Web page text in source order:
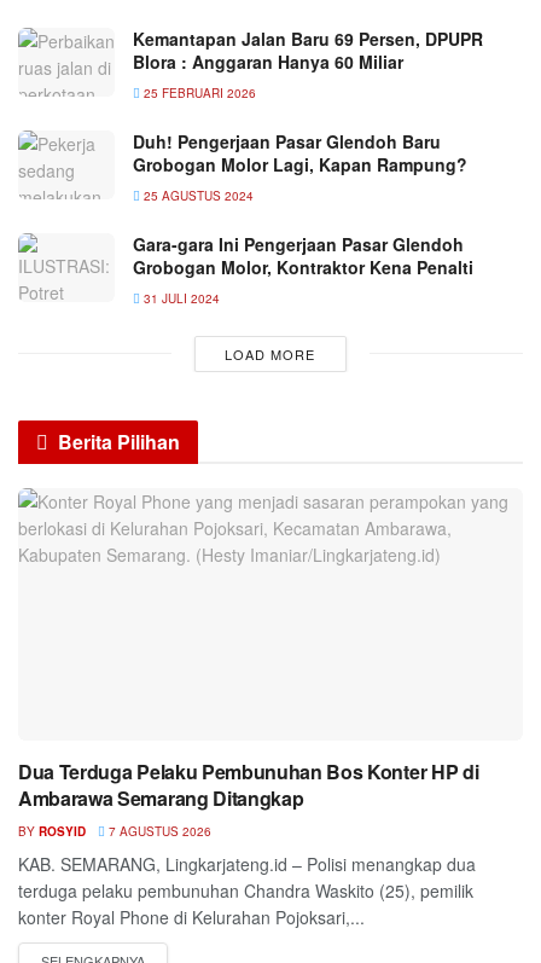
Kemantapan Jalan Baru 69 Persen, DPUPR
Blora : Anggaran Hanya 60 Miliar
25 FEBRUARI 2026
Duh! Pengerjaan Pasar Glendoh Baru
Grobogan Molor Lagi, Kapan Rampung?
25 AGUSTUS 2024
Gara-gara Ini Pengerjaan Pasar Glendoh
Grobogan Molor, Kontraktor Kena Penalti
31 JULI 2024
LOAD MORE
Berita Pilihan
Dua Terduga Pelaku Pembunuhan Bos Konter HP di
Ambarawa Semarang Ditangkap
BY ROSYID 7 AGUSTUS 2026
KAB. SEMARANG, Lingkarjateng.id – Polisi menangkap dua
terduga pelaku pembunuhan Chandra Waskito (25), pemilik
konter Royal Phone di Kelurahan Pojoksari,...